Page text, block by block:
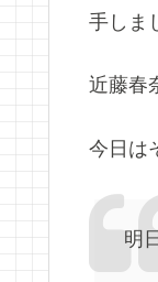
手しま
近藤春
今日は
明